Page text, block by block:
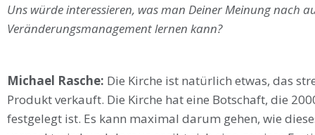
Uns würde interessieren, was man Deiner Meinung nach
Veränderungsmanagement lernen kann?
Michael Rasche: Die Kirche ist natürlich etwas, das
Produkt verkauft. Die Kirche hat eine Botschaft, die
festgelegt ist. Es kann maximal darum gehen, wie